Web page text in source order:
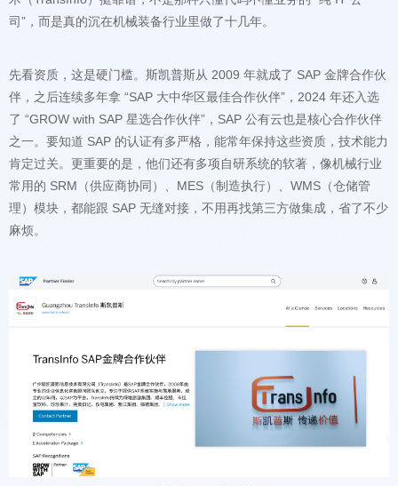
司”，而是真的沉在机械装备行业里做了十几年。
麻烦。